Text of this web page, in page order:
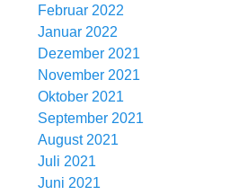
Februar 2022
Januar 2022
Dezember 2021
November 2021
Oktober 2021
September 2021
August 2021
Juli 2021
Juni 2021